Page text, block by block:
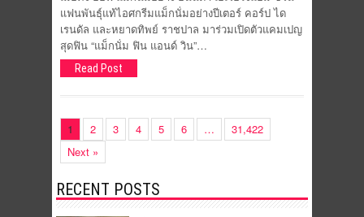
แฟนพันธุ์แท้ไอศกรีมแม็กนั่มอย่างปีเตอร์ คอร์ป ได
เรนดัล และหยาดทิพย์ ราชปาล มาร่วมเปิดตัวแคมเปญ
สุดฟิน “แม็กนั่ม ฟิน แอนด์ วิน”…
Read Post
1 2 3 4 5 6 …
31,422
Next »
RECENT POSTS